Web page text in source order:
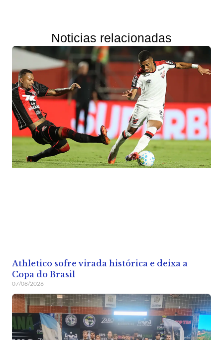
Noticias relacionadas
Athletico sofre virada histórica e deixa a
Copa do Brasil
07/08/2026